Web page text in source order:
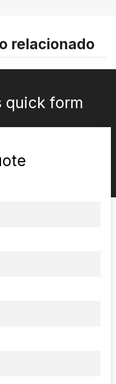
relacionado
quick form